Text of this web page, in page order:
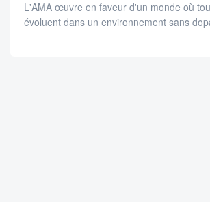
L'AMA œuvre en faveur d'un monde où
évoluent dans un environnement sans